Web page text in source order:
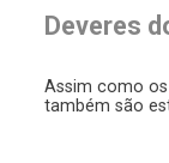
Deveres
Assim como
também são